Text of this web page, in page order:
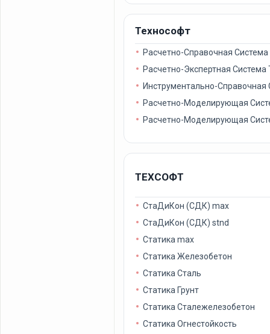
Технософт
Расчетно-Справочная
Расчетно-Экспертная
Инструментально-
Расчетно-Моделирующая
Расчетно-Моделирующая
ТЕХСОФТ
СтаДиКон (СДК) max
СтаДиКон (СДК) stnd
Статика max
Статика Железобетон
Статика Сталь
Статика Грунт
Статика Сталежелезобетон
Статика Огнестойкость